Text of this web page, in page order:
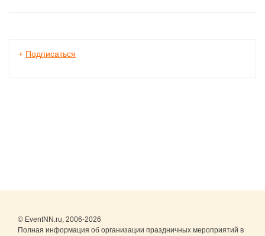
+ Подписаться
© EventNN.ru, 2006-2026
Полная информация об организации праздничных мероприятий в